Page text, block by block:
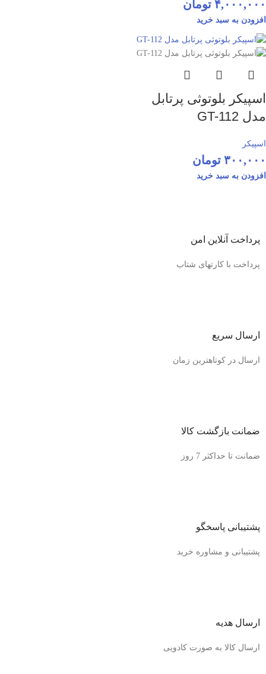
۴,۰۰۰,۰۰۰ تومان
افزودن به سبد خرید
اسپیکر بلوتوثی پرتابل
مدل GT-112
اسپیکر
۳۰۰,۰۰۰ تومان
افزودن به سبد خرید
پرداخت آنلاین امن
پرداخت با کارتهای شتاب
ارسال سریع
ارسال در کوتاهترین زمان
ضمانت بازگشت کالا
ضمانت تا حداکثر 7 روز
پشتیبانی پاسخگو
پشتیبانی و مشاوره خرید
ارسال هدیه
ارسال کالا به صورت کادویی